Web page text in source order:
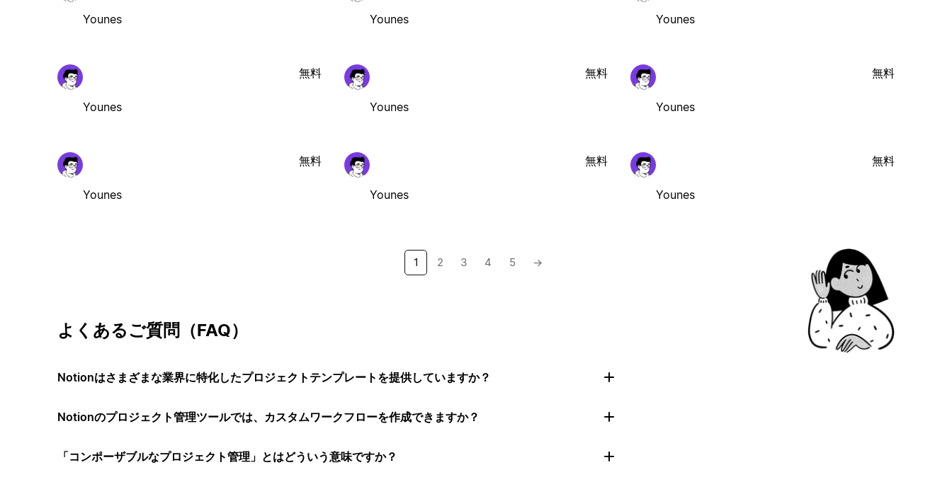
Younes Younes Younes
Younes
無料
Younes
無料
Younes
無料
Younes
無料
Younes
無料
Younes
無料
1 2 3 4 5 →
よくあるご質問（FAQ）
Notionはさまざまな業界に特化したプロジェクトテンプレートを提供していますか？
Notionのプロジェクト管理ツールでは、カスタムワークフローを作成できますか？
「コンポーザブルなプロジェクト管理」とはどういう意味ですか？